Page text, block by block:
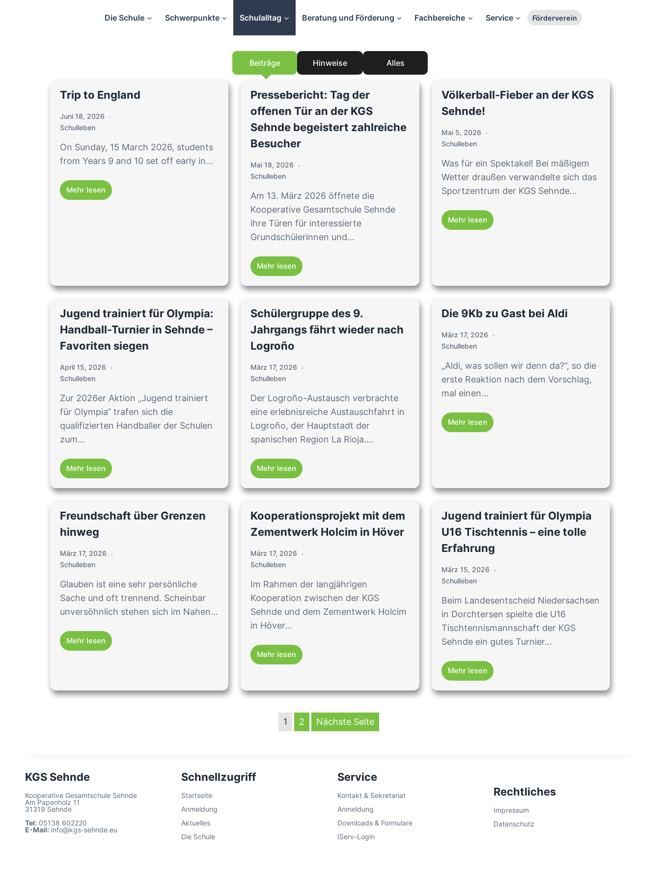
Die Schule Schwerpunkte Schulalltag Beratung und Förderung Fachbereiche Service Förderverein
Beiträge Hinweise Alles
Trip to England
Juni 18, 2026
Schulleben
On Sunday, 15 March 2026, students
from Years 9 and 10 set off early in…
Mehr lesen
Pressebericht: Tag der
offenen Tür an der KGS
Sehnde begeistert zahlreiche
Besucher
Mai 18, 2026
Schulleben
Am 13. März 2026 öffnete die
Kooperative Gesamtschule Sehnde
ihre Türen für interessierte
Grundschülerinnen und…
Mehr lesen
Völkerball-Fieber an der KGS
Sehnde!
Mai 5, 2026
Schulleben
Was für ein Spektakel! Bei mäßigem
Wetter draußen verwandelte sich das
Sportzentrum der KGS Sehnde…
Mehr lesen
Jugend trainiert für Olympia:
Handball-Turnier in Sehnde –
Favoriten siegen
April 15, 2026
Schulleben
Zur 2026er Aktion „Jugend trainiert
für Olympia“ trafen sich die
qualifizierten Handballer der Schulen
zum…
Mehr lesen
Schülergruppe des 9.
Jahrgangs fährt wieder nach
Logroño
März 17, 2026
Schulleben
Der Logroño-Austausch verbrachte
eine erlebnisreiche Austauschfahrt in
Logroño, der Hauptstadt der
spanischen Region La Rioja….
Mehr lesen
Die 9Kb zu Gast bei Aldi
März 17, 2026
Schulleben
„Aldi, was sollen wir denn da?“, so die
erste Reaktion nach dem Vorschlag,
mal einen…
Mehr lesen
Freundschaft über Grenzen
hinweg
März 17, 2026
Schulleben
Glauben ist eine sehr persönliche
Sache und oft trennend. Scheinbar
unversöhnlich stehen sich im Nahen…
Mehr lesen
Kooperationsprojekt mit dem
Zementwerk Holcim in Höver
März 17, 2026
Schulleben
Im Rahmen der langjährigen
Kooperation zwischen der KGS
Sehnde und dem Zementwerk Holcim
in Höver…
Mehr lesen
Jugend trainiert für Olympia
U16 Tischtennis – eine tolle
Erfahrung
März 15, 2026
Schulleben
Beim Landesentscheid Niedersachsen
in Dorchtersen spielte die U16
Tischtennismannschaft der KGS
Sehnde ein gutes Turnier…
Mehr lesen
1 2 Nächste Seite
KGS Sehnde
Kooperative Gesamtschule Sehnde
Am Papenholz 11
31319 Sehnde
Tel: 05138 602220
E-Mail: info@kgs-sehnde.eu
Schnellzugriff
Startseite
Anmeldung
Aktuelles
Die Schule
Service
Kontakt & Sekretariat
Anmeldung
Downloads & Formulare
IServ-Login
Rechtliches
Impressum
Datenschutz